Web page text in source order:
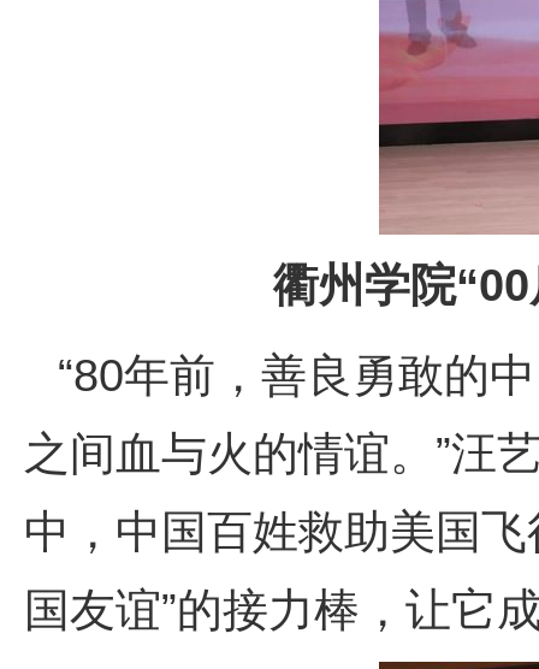
衢州学院
“80年前，善良勇敢的
之间血与火的情谊。”汪
中，中国百姓救助美国
国友谊”的接力棒，让它